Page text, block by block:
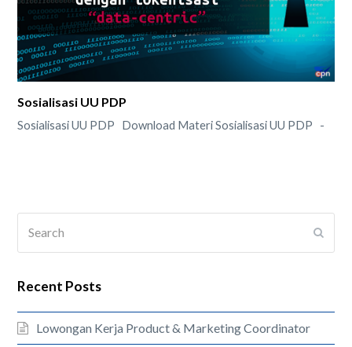
Sosialisasi UU PDP
Sosialisasi UU PDP Download Materi Sosialisasi UU PDP -
Recent Posts
Lowongan Kerja Product & Marketing Coordinator